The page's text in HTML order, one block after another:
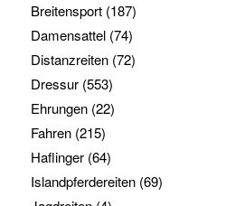
Breitensport(187)
Damensattel(74)
Distanzreiten(72)
Dressur(553)
Ehrungen(22)
Fahren(215)
Haflinger(64)
Islandpferdereiten(69)